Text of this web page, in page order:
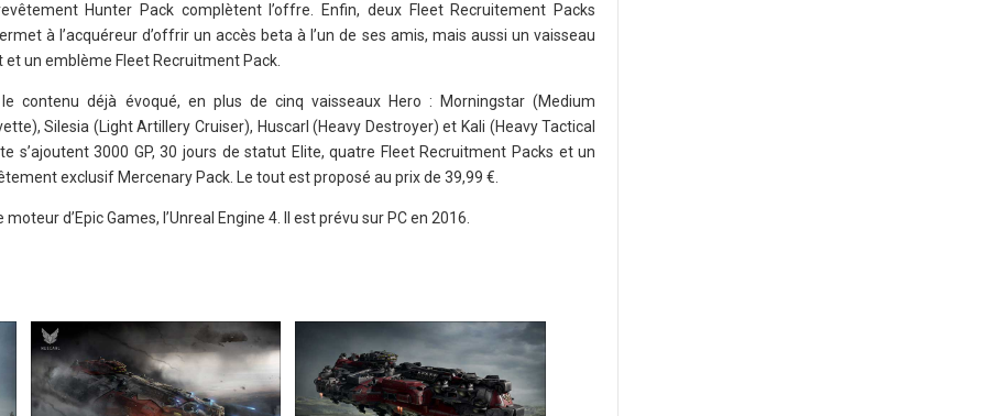
Hunter Pack complètent l’offre. Enfin, deux Fleet Recruitement Packs
à l’acquéreur d’offrir un accès beta à l’un de ses amis, mais aussi un vaisseau
et un emblème Fleet Recruitment Pack.
contenu déjà évoqué, en plus de cinq vaisseaux Hero : Morningstar (Medium
Silesia (Light Artillery Cruiser), Huscarl (Heavy Destroyer) et Kali (Heavy Tactical
s’ajoutent 3000 GP, 30 jours de statut Elite, quatre Fleet Recruitment Packs et un
exclusif Mercenary Pack. Le tout est proposé au prix de 39,99 €.
d’Epic Games, l’Unreal Engine 4. Il est prévu sur PC en 2016.